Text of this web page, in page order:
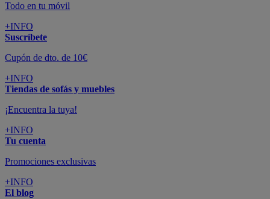
Todo en tu móvil
+INFO
Suscríbete
Cupón de dto. de 10€
+INFO
Tiendas de sofás y muebles
¡Encuentra la tuya!
+INFO
Tu cuenta
Promociones exclusivas
+INFO
El blog